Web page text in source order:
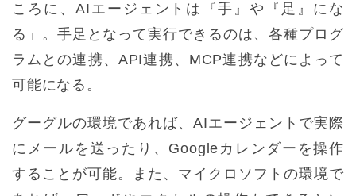
ころに、AIエージェントは『手』や『足』にな
る」。手足となって実行できるのは、各種プログ
ラムとの連携、API連携、MCP連携などによって
可能になる。
グーグルの環境であれば、AIエージェントで実際
にメールを送ったり、Googleカレンダーを操作
することが可能。また、マイクロソフトの環境で